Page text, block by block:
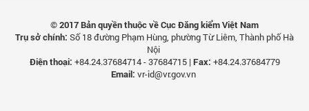
© 2017 Bản quyền thuộc về Cục Đăng kiểm Việt Nam
Trụ sở chính: Số 18 đường Phạm Hùng, phường Từ Liêm, Thành phố Hà
Nội
Điện thoại: +84.24.37684714 - 37684715 | Fax: +84.24.37684779
Email: vr-id@vr.gov.vn